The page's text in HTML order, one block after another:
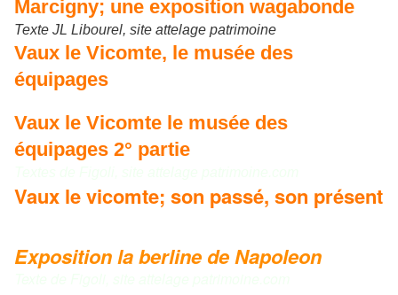
Marcigny; une exposition wagabonde
Texte JL Libourel, site attelage patrimoine
Vaux le Vicomte, le musée des
équipages
Vaux le Vicomte le musée des
équipages 2° partie
Vaux le vicomte; son passé, son présent
Exposition la berline de Napoleon